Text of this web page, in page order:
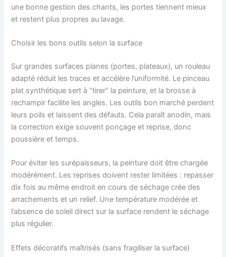
une bonne gestion des chants, les portes tiennent mieux
et restent plus propres au lavage.
Choisir les bons outils selon la surface
Sur grandes surfaces planes (portes, plateaux), un rouleau
adapté réduit les traces et accélère l’uniformité. Le pinceau
plat synthétique sert à “tirer” la peinture, et la brosse à
rechampir facilite les angles. Les outils bon marché perdent
leurs poils et laissent des défauts. Cela paraît anodin, mais
la correction exige souvent ponçage et reprise, donc
poussière et temps.
Pour éviter les surépaisseurs, la peinture doit être chargée
modérément. Les reprises doivent rester limitées : repasser
dix fois au même endroit en cours de séchage crée des
arrachements et un relief. Une température modérée et
l’absence de soleil direct sur la surface rendent le séchage
plus régulier.
Effets décoratifs maîtrisés (sans fragiliser la surface)